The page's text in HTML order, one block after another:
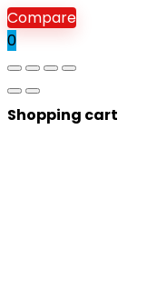
Compare
0
Shopping cart